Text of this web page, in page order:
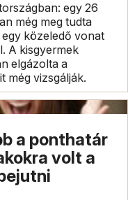
egy 26
még meg tudta
közeledő vonat
A kisgyermek
elgázolta a
még vizsgálják.
a ponthatár
volt a